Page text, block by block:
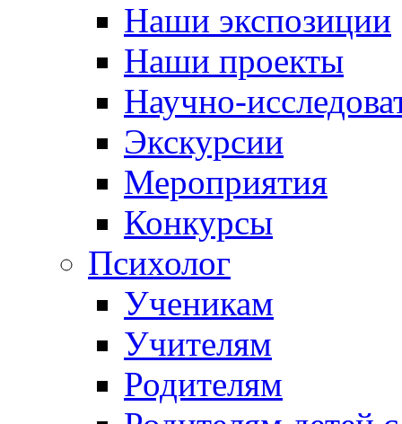
Наши экспозиции
Наши проекты
Научно-
Экскурсии
Мероприятия
Конкурсы
Психолог
Ученикам
Учителям
Родителям